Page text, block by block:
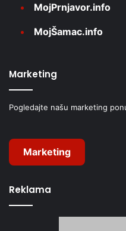
MojPrnjavor.info
MojŠamac.info
Marketing
Pogledajte našu marketing
Marketing
Reklama